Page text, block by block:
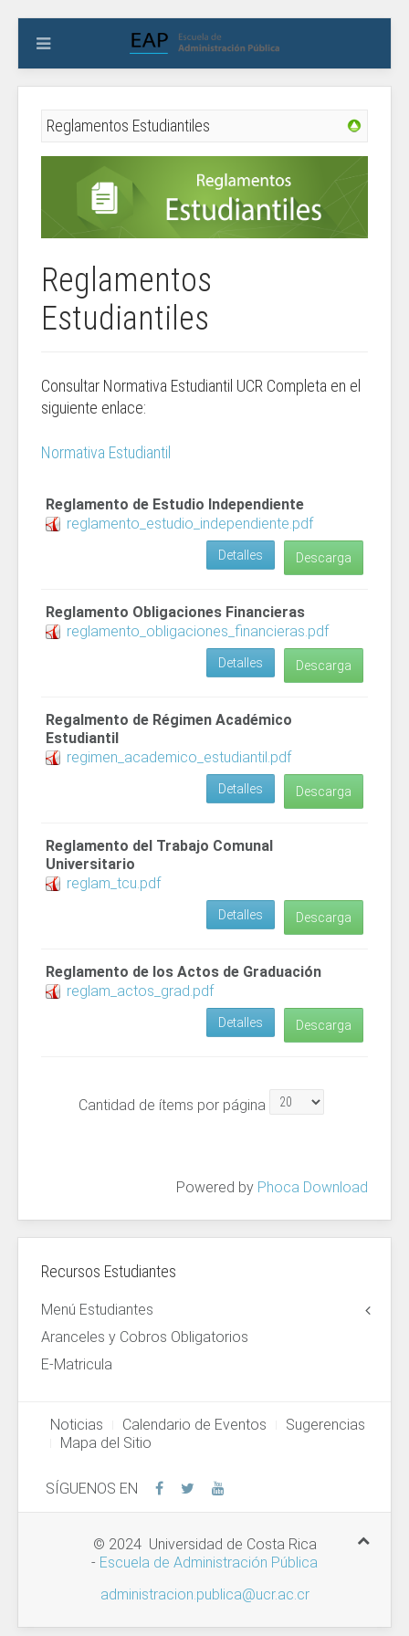
Reglamentos Estudiantiles
Reglamentos
Estudiantiles
Consultar Normativa Estudiantil UCR Completa en el
siguiente enlace:
Normativa Estudiantil
Reglamento de Estudio Independiente
reglamento_estudio_independiente.pdf
Descarga
Detalles
Reglamento Obligaciones Financieras
reglamento_obligaciones_financieras.pdf
Descarga
Detalles
Regalmento de Régimen Académico
Estudiantil
regimen_academico_estudiantil.pdf
Descarga
Detalles
Reglamento del Trabajo Comunal
Universitario
reglam_tcu.pdf
Descarga
Detalles
Reglamento de los Actos de Graduación
reglam_actos_grad.pdf
Descarga
Detalles
Cantidad de ítems por página
Powered by Phoca Download
Recursos Estudiantes
Menú Estudiantes
Aranceles y Cobros Obligatorios
E-Matricula
Noticias Calendario de Eventos
Sugerencias
Mapa del Sitio
SÍGUENOS EN
© 2024 Universidad de Costa Rica
- Escuela de Administración Pública
administracion.publica@ucr.ac.cr